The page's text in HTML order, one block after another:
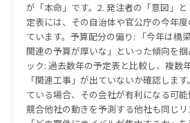
が「本命」です。2. 発注者の「意図」
定表には、その自治体や官公庁の今年
ています。予算配分の偏り: 「今年は橋
関連の予算が厚いな」といった傾向を
ック: 過去数年の予定表と比較し、複数
「関連工事」が出ていないか確認しま
ている場合、その会社が有利になる可
競合他社の動きを予測する他社も同じリ